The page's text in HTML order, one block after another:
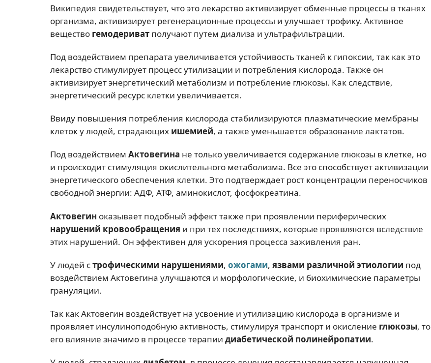
Википедия свидетельствует, что это лекарство активизирует обменные процессы в тканях
организма, активизирует регенерационные процессы и улучшает трофику. Активное
вещество гемодериват получают путем диализа и ультрафильтрации.
Под воздействием препарата увеличивается устойчивость тканей к гипоксии, так как это
лекарство стимулирует процесс утилизации и потребления кислорода. Также он
активизирует энергетический метаболизм и потребление глюкозы. Как следствие,
энергетический ресурс клетки увеличивается.
Ввиду повышения потребления кислорода стабилизируются плазматические мембраны
клеток у людей, страдающих ишемией, а также уменьшается образование лактатов.
Под воздействием Актовегина не только увеличивается содержание глюкозы в клетке, но
и происходит стимуляция окислительного метаболизма. Все это способствует активизации
энергетического обеспечения клетки. Это подтверждает рост концентрации переносчиков
свободной энергии: АДФ, АТФ, аминокислот, фосфокреатина.
Актовегин оказывает подобный эффект также при проявлении периферических
нарушений кровообращения и при тех последствиях, которые проявляются вследствие
этих нарушений. Он эффективен для ускорения процесса заживления ран.
У людей строфическими нарушениями, ожогами, язвами различной этиологии под
воздействием Актовегина улучшаются и морфологические, и биохимические параметры
грануляции.
Так как Актовегин воздействует на усвоение и утилизацию кислорода в организме и
проявляет инсулиноподобную активность, стимулируя транспорт и окисление глюкозы, то
его влияние значимо в процессе терапии диабетической полинейропатии.